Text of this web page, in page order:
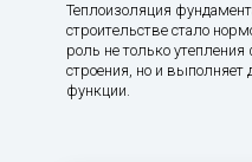
Теплоизоляция
строительстве стало
роль не только утепления
строения, но и
функции.